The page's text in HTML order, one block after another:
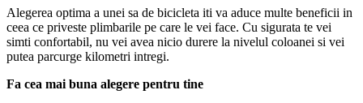
Alegerea optima a unei sa de bicicleta iti va aduce multe beneficii in
ceea ce priveste plimbarile pe care le vei face. Cu sigurata te vei
simti confortabil, nu vei avea nicio durere la nivelul coloanei si vei
putea parcurge kilometri intregi.
Fa cea mai buna alegere pentru tine